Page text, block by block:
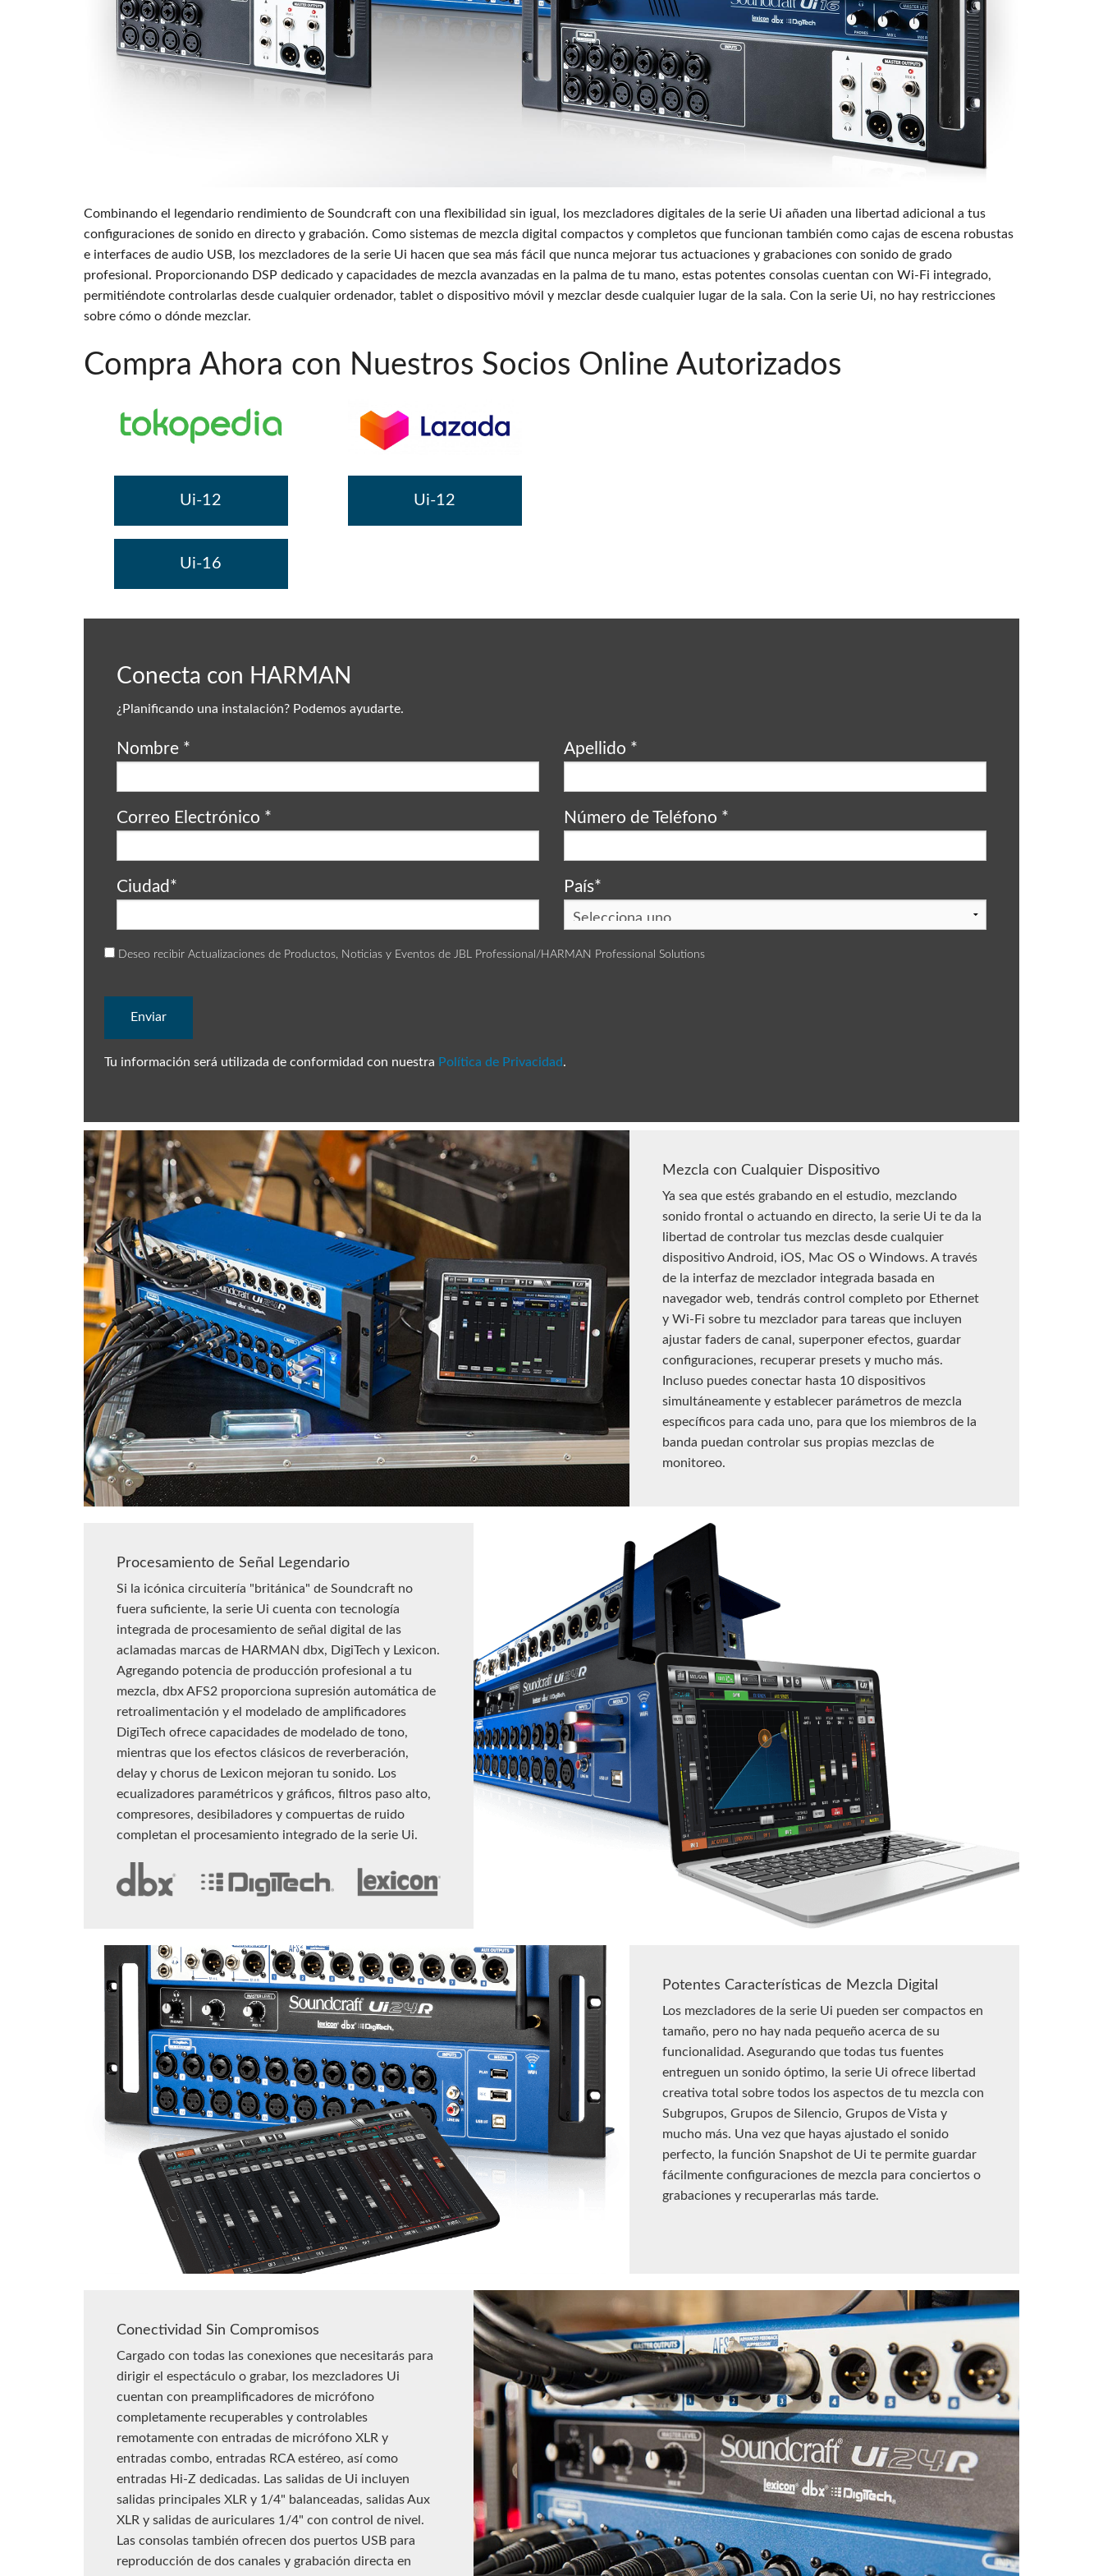
Audio Calc Toolkit
Compact Stagebox
Si Mobile Apps ViSi Remote UI 24 Software Demo (Phone)
UI 24 Software Demo (Tablet)
Combinando el legendario rendimiento de Soundcraft con una flexibilidad sin igual, los mezcladores digitales de la serie Ui añaden una libertad adicional a tus
configuraciones de sonido en directo y grabación. Como sistemas de mezcla digital compactos y completos que funcionan también como cajas de escena robustas
e interfaces de audio USB, los mezcladores de la serie Ui hacen que sea más fácil que nunca mejorar tus actuaciones y grabaciones con sonido de grado
profesional. Proporcionando DSP dedicado y capacidades de mezcla avanzadas en la palma de tu mano, estas potentes consolas cuentan con Wi-Fi integrado,
permitiéndote controlarlas desde cualquier ordenador, tablet o dispositivo móvil y mezclar desde cualquier lugar de la sala. Con la serie Ui, no hay restricciones
sobre cómo o dónde mezclar.
Compra Ahora con Nuestros Socios Online Autorizados
Ui-12
Ui-16
Ui-12
Conecta con HARMAN
¿Planificando una instalación? Podemos ayudarte.
Nombre * Apellido *
Correo Electrónico * Número de Teléfono *
Ciudad* País*
Deseo recibir Actualizaciones de Productos, Noticias y Eventos de JBL Professional/HARMAN Professional Solutions
Tu información será utilizada de conformidad con nuestra Política de Privacidad.
Mezcla con Cualquier Dispositivo
Ya sea que estés grabando en el estudio, mezclando
sonido frontal o actuando en directo, la serie Ui te da la
libertad de controlar tus mezclas desde cualquier
dispositivo Android, iOS, Mac OS o Windows. A través
de la interfaz de mezclador integrada basada en
navegador web, tendrás control completo por Ethernet
y Wi-Fi sobre tu mezclador para tareas que incluyen
ajustar faders de canal, superponer efectos, guardar
configuraciones, recuperar presets y mucho más.
Incluso puedes conectar hasta 10 dispositivos
simultáneamente y establecer parámetros de mezcla
específicos para cada uno, para que los miembros de la
banda puedan controlar sus propias mezclas de
monitoreo.
Procesamiento de Señal Legendario
Si la icónica circuitería "británica" de Soundcraft no
fuera suficiente, la serie Ui cuenta con tecnología
integrada de procesamiento de señal digital de las
aclamadas marcas de HARMAN dbx, DigiTech y Lexicon.
Agregando potencia de producción profesional a tu
mezcla, dbx AFS2 proporciona supresión automática de
retroalimentación y el modelado de amplificadores
DigiTech ofrece capacidades de modelado de tono,
mientras que los efectos clásicos de reverberación,
delay y chorus de Lexicon mejoran tu sonido. Los
ecualizadores paramétricos y gráficos, filtros paso alto,
compresores, desibiladores y compuertas de ruido
completan el procesamiento integrado de la serie Ui.
Potentes Características de Mezcla Digital
Los mezcladores de la serie Ui pueden ser compactos en
tamaño, pero no hay nada pequeño acerca de su
funcionalidad. Asegurando que todas tus fuentes
entreguen un sonido óptimo, la serie Ui ofrece libertad
creativa total sobre todos los aspectos de tu mezcla con
Subgrupos, Grupos de Silencio, Grupos de Vista y
mucho más. Una vez que hayas ajustado el sonido
perfecto, la función Snapshot de Ui te permite guardar
fácilmente configuraciones de mezcla para conciertos o
grabaciones y recuperarlas más tarde.
Conectividad Sin Compromisos
Cargado con todas las conexiones que necesitarás para
dirigir el espectáculo o grabar, los mezcladores Ui
cuentan con preamplificadores de micrófono
completamente recuperables y controlables
remotamente con entradas de micrófono XLR y
entradas combo, entradas RCA estéreo, así como
entradas Hi-Z dedicadas. Las salidas de Ui incluyen
salidas principales XLR y 1/4" balanceadas, salidas Aux
XLR y salidas de auriculares 1/4" con control de nivel.
Las consolas también ofrecen dos puertos USB para
reproducción de dos canales y grabación directa en